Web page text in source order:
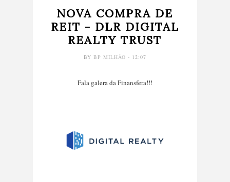
NOVA COMPRA DE
REIT - DLR DIGITAL
REALTY TRUST
BY BP MILHÃO - 12:07
Fala galera da Finansfera!!!